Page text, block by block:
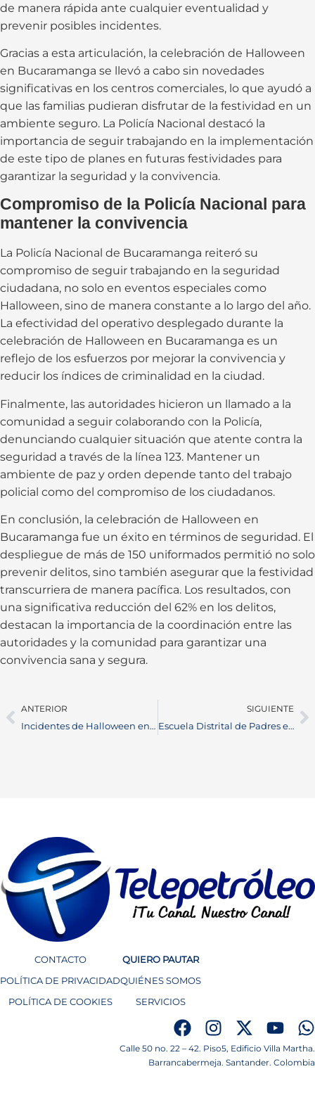
de manera rápida ante cualquier eventualidad y
prevenir posibles incidentes.
Gracias a esta articulación, la celebración de Halloween
en Bucaramanga se llevó a cabo sin novedades
significativas en los centros comerciales, lo que ayudó a
que las familias pudieran disfrutar de la festividad en un
ambiente seguro. La Policía Nacional destacó la
importancia de seguir trabajando en la implementación
de este tipo de planes en futuras festividades para
garantizar la seguridad y la convivencia.
Compromiso de la Policía Nacional para
mantener la convivencia
La Policía Nacional de Bucaramanga reiteró su
compromiso de seguir trabajando en la seguridad
ciudadana, no solo en eventos especiales como
Halloween, sino de manera constante a lo largo del año.
La efectividad del operativo desplegado durante la
celebración de Halloween en Bucaramanga es un
reflejo de los esfuerzos por mejorar la convivencia y
reducir los índices de criminalidad en la ciudad.
Finalmente, las autoridades hicieron un llamado a la
comunidad a seguir colaborando con la Policía,
denunciando cualquier situación que atente contra la
seguridad a través de la línea 123. Mantener un
ambiente de paz y orden depende tanto del trabajo
policial como del compromiso de los ciudadanos.
En conclusión, la celebración de Halloween en
Bucaramanga fue un éxito en términos de seguridad. El
despliegue de más de 150 uniformados permitió no solo
prevenir delitos, sino también asegurar que la festividad
transcurriera de manera pacífica. Los resultados, con
una significativa reducción del 62% en los delitos,
destacan la importancia de la coordinación entre las
autoridades y la comunidad para garantizar una
convivencia sana y segura.
ANTERIOR
Incidentes de Halloween en Barrancabermeja: Balance y llamado a la prudencia
SIGUIENTE
Escuela Distrital de Padres en Barrancabermeja fortalece la educación familiar
CONTACTO
POLÍTICA DE PRIVACIDAD
POLÍTICA DE COOKIES
QUIERO PAUTAR
QUIÉNES SOMOS
SERVICIOS
Calle 50 no. 22 – 42. Piso5, Edificio Villa Martha.
Barrancabermeja. Santander. Colombia